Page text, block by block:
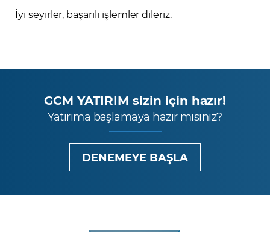
İyi seyirler, başarılı işlemler dileriz.
GCM YATIRIM sizin için hazır!
Yatırıma başlamaya hazır mısınız?
DENEMEYE BAŞLA